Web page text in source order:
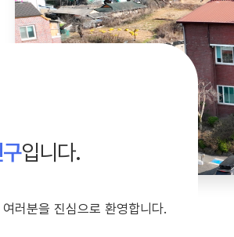
입니다.
러분을 진심으로 환영합니다.